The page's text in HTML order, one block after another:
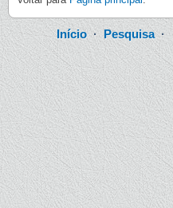
Início·Pesquisa·